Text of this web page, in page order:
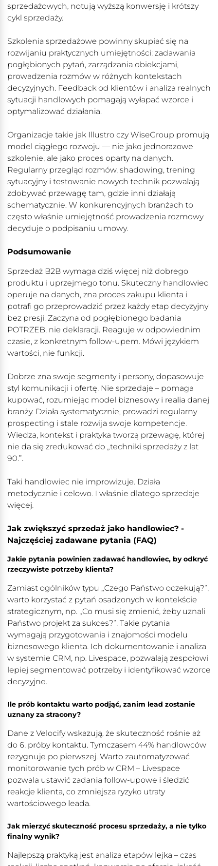
sprzedażowych, notują wyższą konwersję i krótszy
cykl sprzedaży.
Szkolenia sprzedażowe powinny skupiać się na
rozwijaniu praktycznych umiejętności: zadawania
pogłębionych pytań, zarządzania obiekcjami,
prowadzenia rozmów w różnych kontekstach
decyzyjnych. Feedback od klientów i analiza realnych
sytuacji handlowych pomagają wyłapać wzorce i
optymalizować działania.
Organizacje takie jak Illustro czy WiseGroup promują
model ciągłego rozwoju — nie jako jednorazowe
szkolenie, ale jako proces oparty na danych.
Regularny przegląd rozmów, shadowing, trening
sytuacyjny i testowanie nowych technik pozwalają
zdobywać przewagę tam, gdzie inni działają
schematycznie. W konkurencyjnych branżach to
często właśnie umiejętność prowadzenia rozmowy
decyduje o podpisaniu umowy.
Podsumowanie
Sprzedaż B2B wymaga dziś więcej niż dobrego
produktu i uprzejmego tonu. Skuteczny handlowiec
operuje na danych, zna proces zakupu klienta i
potrafi go przeprowadzić przez każdy etap decyzyjny
bez presji. Zaczyna od pogłębionego badania
POTRZEB, nie deklaracji. Reaguje w odpowiednim
czasie, z konkretnym follow-upem. Mówi językiem
wartości, nie funkcji.
Dobrze zna swoje segmenty i persony, dopasowuje
styl komunikacji i ofertę. Nie sprzedaje – pomaga
kupować, rozumiejąc model biznesowy i realia danej
branży. Działa systematycznie, prowadzi regularny
prospecting i stale rozwija swoje kompetencje.
Wiedza, kontekst i praktyka tworzą przewagę, której
nie da się zredukować do „techniki sprzedaży z lat
90.”.
Taki handlowiec nie improwizuje. Działa
metodycznie i celowo. I właśnie dlatego sprzedaje
więcej.
Jak zwiększyć sprzedaż jako handlowiec? -
Najczęściej zadawane pytania (FAQ)
Jakie pytania powinien zadawać handlowiec, by odkryć
rzeczywiste potrzeby klienta?
Zamiast ogólników typu „Czego Państwo oczekują?”,
warto korzystać z pytań osadzonych w kontekście
strategicznym, np. „Co musi się zmienić, żeby uznali
Państwo projekt za sukces?”. Takie pytania
wymagają przygotowania i znajomości modelu
biznesowego klienta. Ich dokumentowanie i analiza
w systemie CRM, np. Livespace, pozwalają zespołowi
lepiej segmentować potrzeby i identyfikować wzorce
decyzyjne.
Ile prób kontaktu warto podjąć, zanim lead zostanie
uznany za stracony?
Dane z Velocify wskazują, że skuteczność rośnie aż
do 6. próby kontaktu. Tymczasem 44% handlowców
rezygnuje po pierwszej. Warto zautomatyzować
monitorowanie tych prób w CRM – Livespace
pozwala ustawić zadania follow-upowe i śledzić
reakcje klienta, co zmniejsza ryzyko utraty
wartościowego leada.
Jak mierzyć skuteczność procesu sprzedaży, a nie tylko
finalny wynik?
Najlepszą praktyką jest analiza etapów lejka – czas